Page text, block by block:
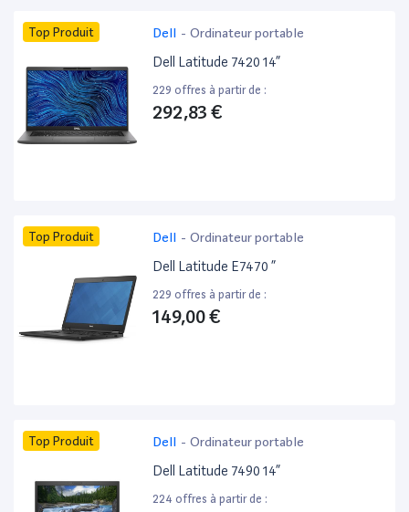
Top Produit Dell - Ordinateur portable
Dell Latitude 7420 14”
229 offres à partir de :
292,83 €
Top Produit Dell - Ordinateur portable
Dell Latitude E7470 ”
229 offres à partir de :
149,00 €
Top Produit Dell - Ordinateur portable
Dell Latitude 7490 14”
224 offres à partir de :